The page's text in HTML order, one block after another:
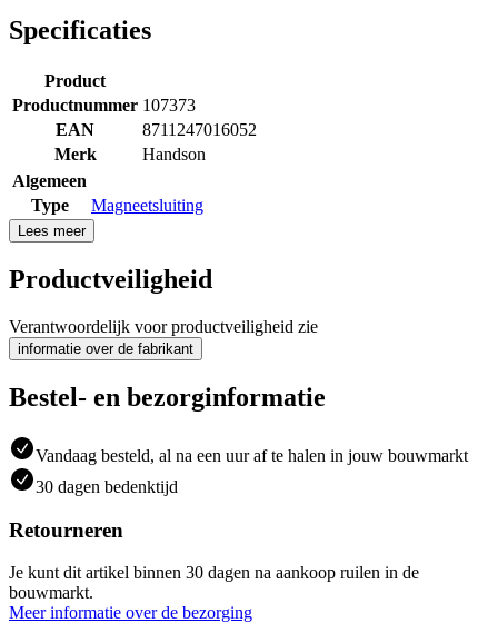
Specificaties
Product
Productnummer 107373
EAN
8711247016052
Merk
Handson
Algemeen
Type
Magneetsluiting
Lees meer
Productveiligheid
Verantwoordelijk voor productveiligheid zie
informatie over de fabrikant
Bestel- en bezorginformatie
Vandaag besteld, al na een uur af te halen in jouw bouwmarkt
30 dagen bedenktijd
Retourneren
Je kunt dit artikel binnen 30 dagen na aankoop ruilen in de
bouwmarkt.
Meer informatie over de bezorging